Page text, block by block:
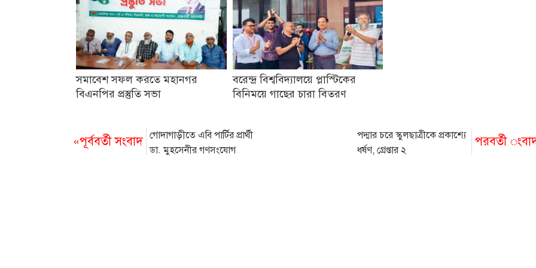
সমাবেশ সফল করতে মহানগর
বিএনপির প্রস্তুতি সভা
বরেন্দ্র বিশ্ববিদ্যালয়ে প্লাস্টিকের
বিনিময়ে গাছের চারা বিতরণ
«পূর্ববর্তী সংবাদ গোদাগাড়ীতে এবি পার্টির প্রার্থী
ডা. মুহসেনীর গণসংযোগ
পরবর্তী
পদ্মার চরে স্কুলছাত্রীকে প্রকাশ্যে
ধর্ষণ, গ্রেপ্তার ২